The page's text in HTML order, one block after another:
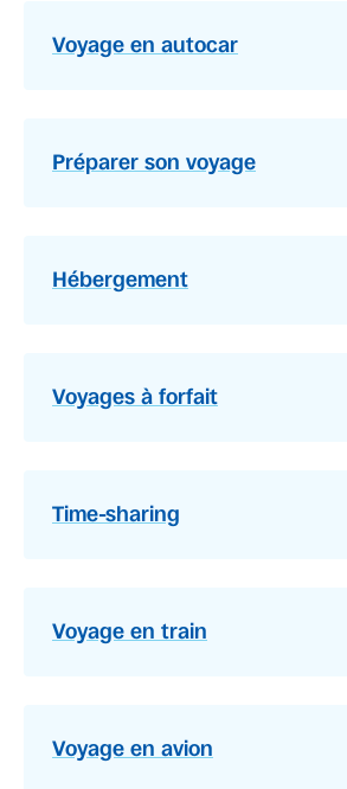
Voyage en autocar
Préparer son voyage
Hébergement
Voyages à forfait
Time-sharing
Voyage en train
Voyage en avion